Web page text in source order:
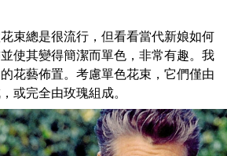
束總是很流行，但看看當代新娘如何
使其變得簡潔而單色，非常有趣。我
花藝佈置。考慮單色花束，它們僅由
或完全由玫瑰組成。